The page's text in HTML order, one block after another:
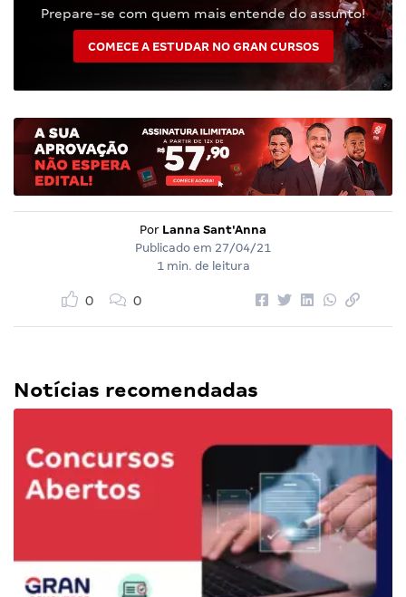
Prepare-se com quem mais entende do assunto!
COMECE A ESTUDAR NO GRAN CURSOS
Por Lanna Sant'Anna
Publicado em 27/04/21
1 min. de leitura
0 0
Notícias recomendadas